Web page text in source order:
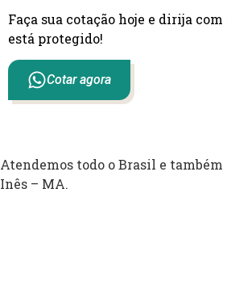
Faça sua cotação hoje e dirija
está protegido!
Cotar agora
Atendemos todo o Brasil e também
Inês – MA.